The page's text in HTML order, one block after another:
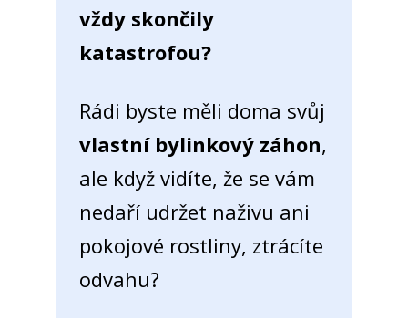
vždy skončily
katastrofou?
Rádi byste měli doma svůj
vlastní bylinkový záhon,
ale když vidíte, že se vám
nedaří udržet naživu ani
pokojové rostliny, ztrácíte
odvahu?